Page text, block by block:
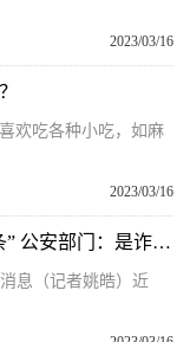
2023/03/16
欢吃各种小吃，如麻
2023/03/16
每日报道：警惕来电“关闭京东白条金条” 公安部门：是诈骗！
息（记者姚皓）近